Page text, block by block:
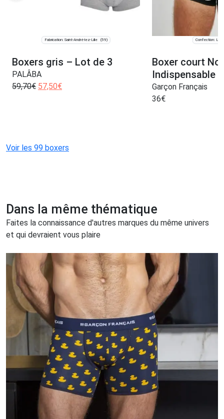
Fabrication: Saint-André-lez-Lille (59)
Boxers gris – Lot de 3
PALÂBA
59,70€ 57,50€
Confection:
Boxer court
Indispensable
Garçon Français
36€
Voir les 99 boxers
Dans la même thématique
Faites la connaissance d'autres marques du même univers
et qui devraient vous plaire